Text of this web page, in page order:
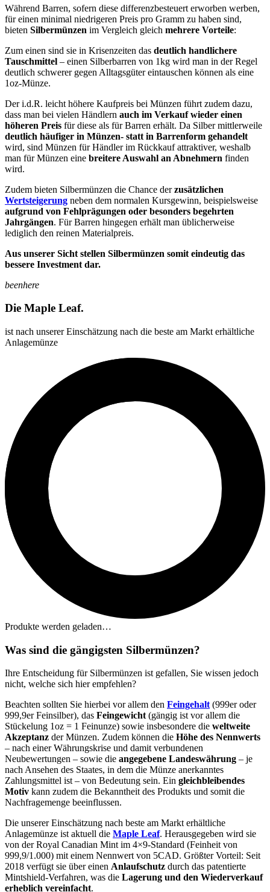
Während Barren, sofern diese differenzbesteuert erworben werben,
für einen minimal niedrigeren Preis pro Gramm zu haben sind,
bieten Silbermünzen im Vergleich gleich mehrere Vorteile:
Zum einen sind sie in Krisenzeiten das deutlich handlichere
Tauschmittel – einen Silberbarren von 1kg wird man in der Regel
deutlich schwerer gegen Alltagsgüter eintauschen können als eine
1oz-Münze.
Der i.d.R. leicht höhere Kaufpreis bei Münzen führt zudem dazu,
dass man bei vielen Händlern auch im Verkauf wieder einen
höheren Preis für diese als für Barren erhält. Da Silber mittlerweile
deutlich häufiger in Münzen- statt in Barrenform gehandelt
wird, sind Münzen für Händler im Rückkauf attraktiver, weshalb
man für Münzen eine breitere Auswahl an Abnehmern finden
wird.
Zudem bieten Silbermünzen die Chance derzusätzlichen
Wertsteigerung neben dem normalen Kursgewinn, beispielsweise
aufgrund von Fehlprägungen oder besonders begehrten
Jahrgängen. Für Barren hingegen erhält man üblicherweise
lediglich den reinen Materialpreis.
Aus unserer Sicht stellen Silbermünzen somit eindeutig das
bessere Investment dar.
beenhere
Die Maple Leaf.
ist nach unserer Einschätzung nach die beste am Markt erhältliche
Anlagemünze
Produkte werden geladen…
Was sind die gängigsten Silbermünzen?
Ihre Entscheidung für Silbermünzen ist gefallen, Sie wissen jedoch
nicht, welche sich hier empfehlen?
Beachten sollten Sie hierbei vor allem den Feingehalt(999er oder
999,9er Feinsilber), das Feingewicht(gängig ist vor allem die
Stückelung 1oz = 1 Feinunze) sowie insbesondere die weltweite
Akzeptanz der Münzen. Zudem können die Höhe des Nennwerts
– nach einer Währungskrise und damit verbundenen
Neubewertungen – sowie die angegebene Landeswährung – je
nach Ansehen des Staates, in dem die Münze anerkanntes
Zahlungsmittel ist – von Bedeutung sein. Ein gleichbleibendes
Motiv kann zudem die Bekanntheit des Produkts und somit die
Nachfragemenge beeinflussen.
Die unserer Einschätzung nach beste am Markt erhältliche
Anlagemünze ist aktuell die Maple Leaf. Herausgegeben wird sie
von der Royal Canadian Mint im 4×9-Standard (Feinheit von
999,9/1.000) mit einem Nennwert von 5CAD. Größter Vorteil: Seit
2018 verfügt sie über einen Anlaufschutz durch das patentierte
Mintshield-Verfahren, was die Lagerung und den Wiederverkauf
erheblich vereinfacht.